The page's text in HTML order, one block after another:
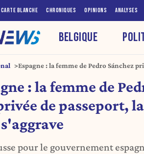
CARTE BLANCHE CHRONIQUES OPINIONS ANALYSES
BELGIQUE
Espagne : la femme de Pedro Sánchez
: la femme de
de passeport,
pour le gouvernement